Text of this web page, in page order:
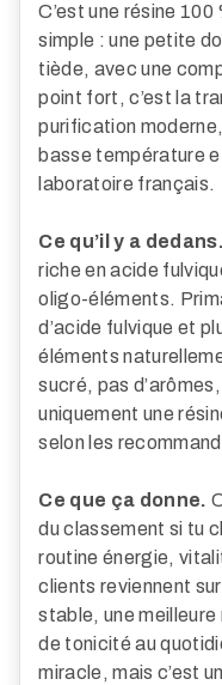
C’est une résine
simple : une petite
tiède, avec une
point fort, c’est la
purification
basse température
laboratoire français.
Ce qu’il y a dedans.
riche en acide
oligo-éléments.
d’acide fulvique et
éléments
sucré, pas
uniquement une
selon les
Ce que ça donne.
du classement si tu
routine énergie,
clients reviennent
stable, une
de tonicité au
miracle, mais c’est